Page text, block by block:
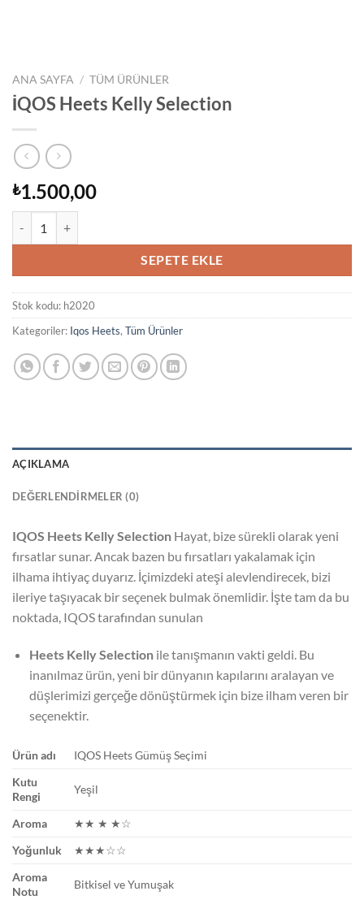
ANA SAYFA / TÜM ÜRÜNLER
İQOS Heets Kelly Selection
₺1.500,00
SEPETE EKLE
Stok kodu: h2020
Kategoriler: Iqos Heets, Tüm Ürünler
AÇIKLAMA
DEĞERLENDIRMELER (0)
IQOS Heets Kelly Selection Hayat, bize sürekli olarak yeni
fırsatlar sunar. Ancak bazen bu fırsatları yakalamak için
ilhama ihtiyaç duyarız. İçimizdeki ateşi alevlendirecek, bizi
ileriye taşıyacak bir seçenek bulmak önemlidir. İşte tam da bu
noktada, IQOS tarafından sunulan
Heets Kelly Selectionile tanışmanın vakti geldi. Bu
inanılmaz ürün, yeni bir dünyanın kapılarını aralayan ve
düşlerimizi gerçeğe dönüştürmek için bize ilham veren bir
seçenektir.
Ürün adı
IQOS Heets Gümüş Seçimi
Kutu
Rengi
Yeşil
Aroma
★★ ★ ★☆
Yoğunluk
★★★☆☆
Aroma
Notu
Bitkisel ve Yumuşak